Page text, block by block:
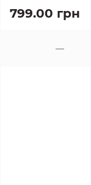
799.00 грн